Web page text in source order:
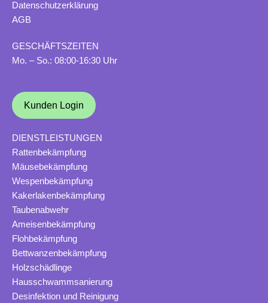
Datenschutzerklärung
AGB
GESCHÄFTSZEITEN
Mo. – So.: 08:00-16:30 Uhr
Kunden Login
DIENSTLEISTUNGEN
Rattenbekämpfung
Mäusebekämpfung
Wespenbekämpfung
Kakerlakenbekämpfung
Taubenabwehr
Ameisenbekämpfung
Flohbekämpfung
Bettwanzenbekämpfung
Holzschädlinge
Hausschwammsanierung
Desinfektion und Reinigung